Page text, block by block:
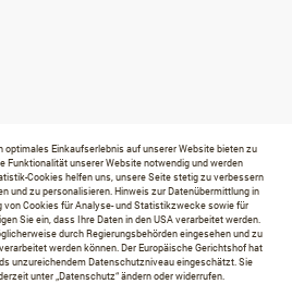
optimales Einkaufserlebnis auf unserer Website bieten zu
Funktionalität unserer Website notwendig und werden
Cookies helfen uns, unsere Seite stetig zu verbessern
und zu personalisieren. Hinweis zur Datenübermittlung in
von Cookies für Analyse- und Statistikzwecke sowie für
Sie ein, dass Ihre Daten in den USA verarbeitet werden.
durch Regierungsbehörden eingesehen und zu
werden können. Der Europäische Gerichtshof hat
unzureichendem Datenschutzniveau eingeschätzt. Sie
unter „Datenschutz“ ändern oder widerrufen.